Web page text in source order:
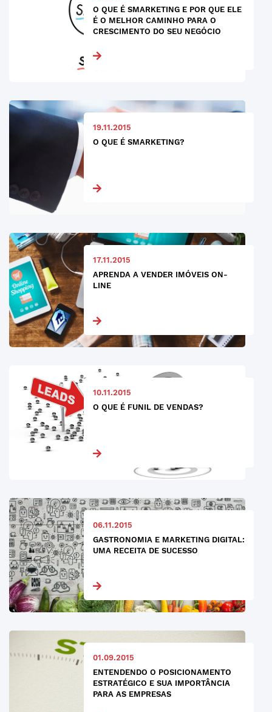
O QUE É SMARKETING E POR QUE ELE
É O MELHOR CAMINHO PARA O
CRESCIMENTO DO SEU NEGÓCIO
19.11.2015
O QUE É SMARKETING?
17.11.2015
APRENDA A VENDER IMÓVEIS ON-
LINE
10.11.2015
O QUE É FUNIL DE VENDAS?
06.11.2015
GASTRONOMIA E MARKETING DIGITAL:
UMA RECEITA DE SUCESSO
01.09.2015
ENTENDENDO O POSICIONAMENTO
ESTRATÉGICO E SUA IMPORTÂNCIA
PARA AS EMPRESAS